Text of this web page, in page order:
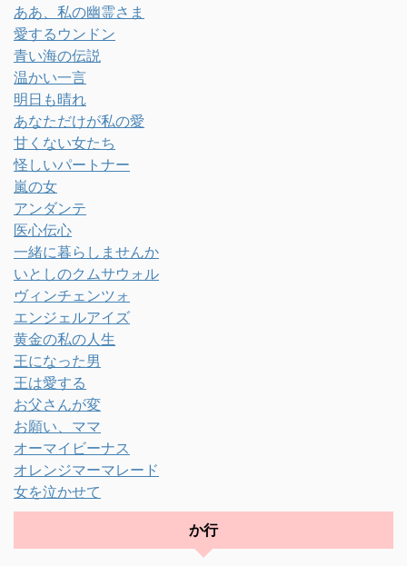
ああ、私の幽霊さま
愛するウンドン
青い海の伝説
温かい一言
明日も晴れ
あなただけが私の愛
甘くない女たち
怪しいパートナー
嵐の女
アンダンテ
医心伝心
一緒に暮らしませんか
いとしのクムサウォル
ヴィンチェンツォ
エンジェルアイズ
黄金の私の人生
王になった男
王は愛する
お父さんが変
お願い、ママ
オーマイビーナス
オレンジマーマレード
女を泣かせて
か行